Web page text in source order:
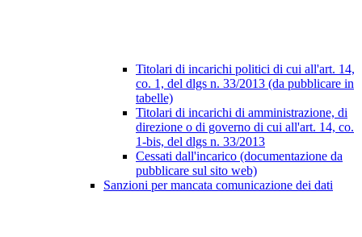
Titolari di incarichi politici di cui all'art. 14,
co. 1, del dlgs n. 33/2013 (da pubblicare in
tabelle)
Titolari di incarichi di amministrazione, di
direzione o di governo di cui all'art. 14, co.
1-bis, del dlgs n. 33/2013
Cessati dall'incarico (documentazione da
pubblicare sul sito web)
Sanzioni per mancata comunicazione dei dati